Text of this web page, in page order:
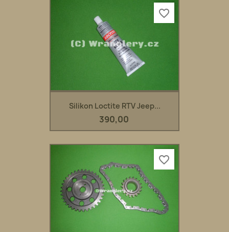
Silikon Loctite RTV Jeep...
390,00
favorite_border
favorite_border